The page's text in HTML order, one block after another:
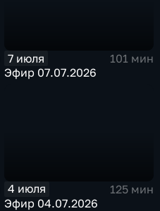
7 июля
101 мин
Эфир 07.07.2026
4 июля
125 мин
Эфир 04.07.2026